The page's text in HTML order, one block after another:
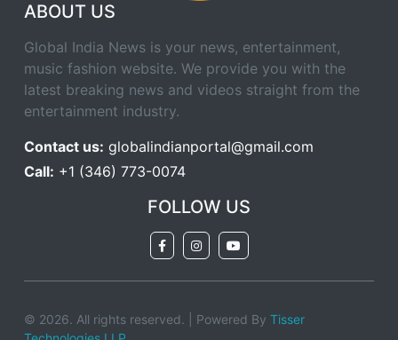
ABOUT US
Global India News is your news, entertainment,
music fashion website. We provide you with the
latest breaking news and videos straight from the
entertainment industry.
Contact us: globalindianportal@gmail.com
Call: +1 (346) 773-0074
FOLLOW US
© 2026. All rights reserved. | Powered By Tisser